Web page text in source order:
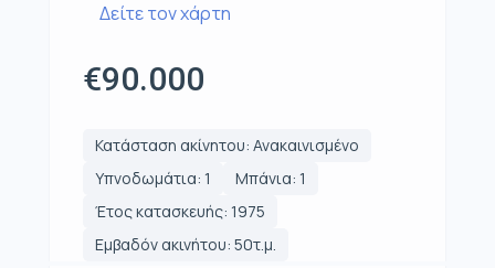
Δείτε τον χάρτη
€90.000
Κατάσταση ακίνητου: Ανακαινισμένο
Υπνοδωμάτια: 1
Μπάνια: 1
Έτος κατασκευής: 1975
Εμβαδόν ακινήτου: 50τ.μ.